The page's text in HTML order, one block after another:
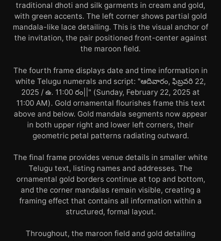
traditional dhoti and silk garments in cream and gold,
with green accents. The left corner shows partial gold
mandala-like lace detailing. This is the visual anchor of
the invitation, the pair positioned front-center against
the maroon field.
The fourth frame displays date and time information in
white Telugu numerals and script: "ఆదివారం, ఫిబ్రవరి 22,
2025 / ఉ. 11:00 రం||" (Sunday, February 22, 2025 at
11:00 AM). Gold ornamental flourishes frame this text
above and below. Gold mandala segments now appear
in both upper right and lower left corners, their
geometric petal patterns radiating outward.
The final frame provides venue details in smaller white
Telugu text, listing names and addresses. The
ornamental gold borders continue at top and bottom,
and the corner mandalas remain visible, creating a
framing effect that contains all information within a
structured, formal layout.
Throughout, the maroon field and gold detailing